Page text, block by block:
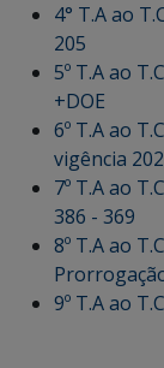
4° T.A ao
205
5º T.A ao
+DOE
6º T.A ao
vigência
7º T.A ao
386 - 369
8º T.A ao
9º T.A ao